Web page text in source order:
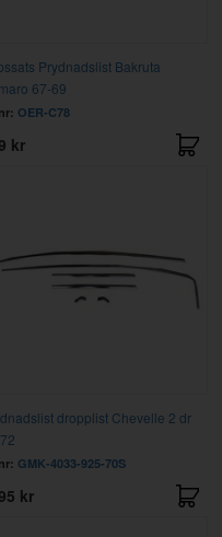
Prydnadslist Bakruta
67-69
OER-C78
kr
dropplist Chevelle 2 dr
GMK-4033-925-70S
kr